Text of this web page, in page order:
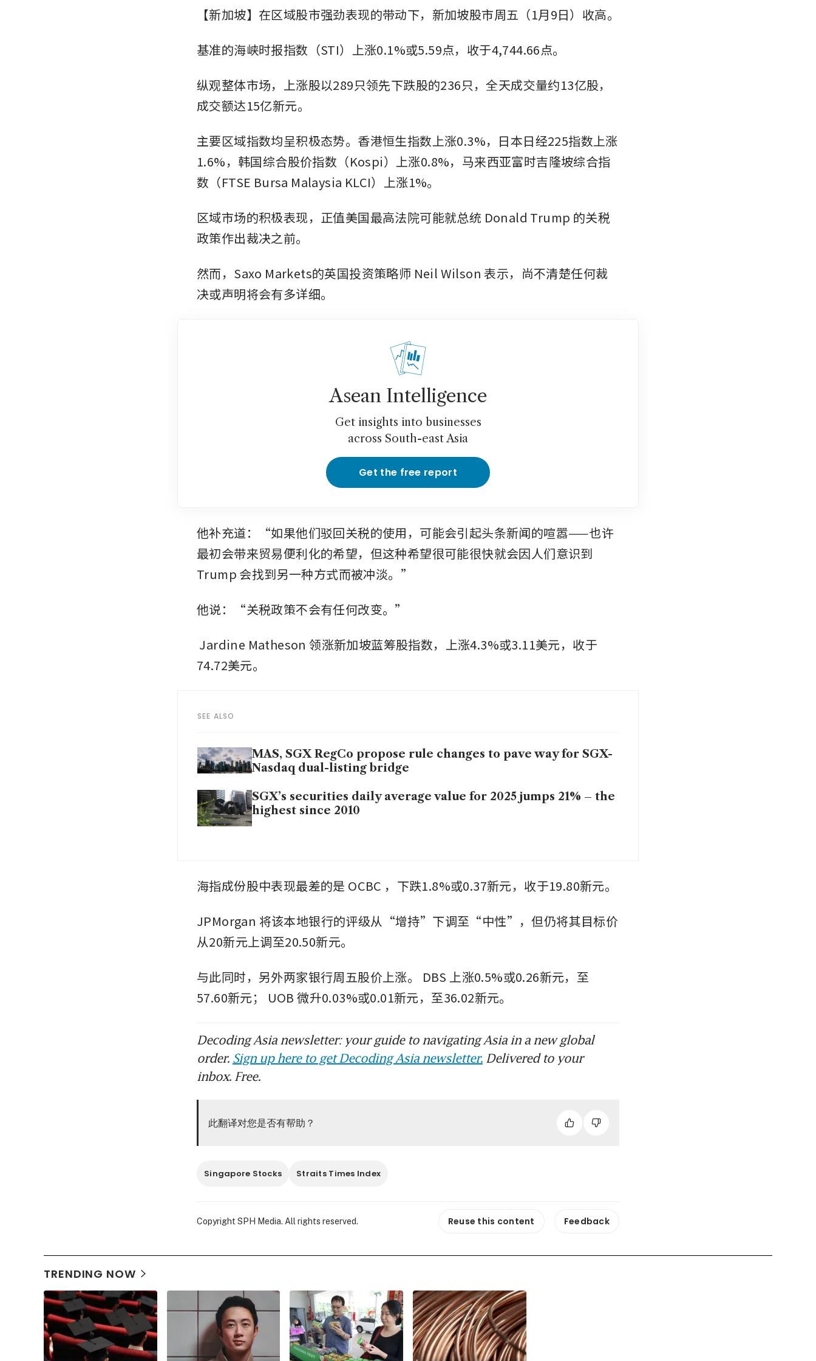
【新加坡】在区域股市强劲表现的带动下，新加坡股市周五（1月9日）收高。
基准的海峡时报指数（STI）上涨0.1%或5.59点，收于4,744.66点。
纵观整体市场，上涨股以289只领先下跌股的236只，全天成交量约13亿股，
成交额达15亿新元。
主要区域指数均呈积极态势。香港恒生指数上涨0.3%，日本日经225指数上涨
1.6%，韩国综合股价指数（Kospi）上涨0.8%，马来西亚富时吉隆坡综合指
数（FTSE Bursa Malaysia KLCI）上涨1%。
区域市场的积极表现，正值美国最高法院可能就总统 Donald Trump 的关税
政策作出裁决之前。
然而，Saxo Markets的英国投资策略师 Neil Wilson 表示，尚不清楚任何裁
决或声明将会有多详细。
Asean Intelligence
Get insights into businesses
across South-east Asia
Get the free report
他补充道：“如果他们驳回关税的使用，可能会引起头条新闻的喧嚣——也许
最初会带来贸易便利化的希望，但这种希望很可能很快就会因人们意识到
Trump 会找到另一种方式而被冲淡。”
他说：“关税政策不会有任何改变。”
Jardine Matheson 领涨新加坡蓝筹股指数，上涨4.3%或3.11美元，收于
74.72美元。
SEE ALSO
MAS, SGX RegCo propose rule changes to pave way for SGX-
Nasdaq dual-listing bridge
SGX’s securities daily average value for 2025 jumps 21% – the
highest since 2010
海指成份股中表现最差的是 OCBC
JPMorgan 将该本地银行的评级从“增持”下调至“中性”，但仍将其目标价
从20新元上调至20.50新元。
与此同时，另外两家银行周五股价上涨。
DBS 上涨0.5%或0.26新元，至
57.60新元；
UOB 微升0.03%或0.01新元，至36.02新元。
Decoding Asia newsletter: your guide to navigating Asia in a new global
order. Sign up here to get Decoding Asia newsletter. Delivered to your
inbox. Free.
此翻译对您是否有帮助？
Singapore Stocks Straits Times Index
Copyright SPH Media. All rights reserved. Reuse this content Feedback
TRENDING NOW